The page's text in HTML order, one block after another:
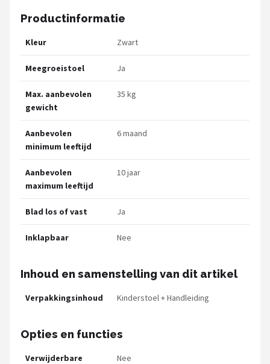
Productinformatie
Kleur Zwart
Meegroeistoel Ja
Max. aanbevolen
gewicht
35 kg
Aanbevolen
minimum leeftijd
6 maand
Aanbevolen
maximum leeftijd
10 jaar
Blad los of vast Ja
Inklapbaar Nee
Inhoud en samenstelling van dit artikel
Verpakkingsinhoud Kinderstoel + Handleiding
Opties en functies
Verwijderbare
Nee